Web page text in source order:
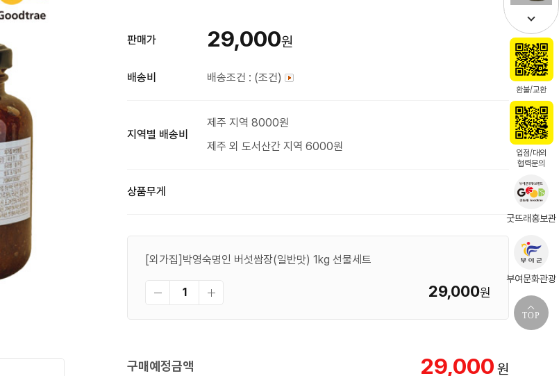
환불/교환
입점/대외
협력문의
굿뜨래홍보관
부여문화관광
TOP
판매가 29,000원
배송비 배송조건 : (조건)
지역별 배송비
제주 지역 8000원
제주 외 도서산간 지역 6000원
상품무게
[외가집]박영숙명인 버섯쌈장(일반맛) 1kg 선물세트
29,000원
구매예정금액 29,000 원